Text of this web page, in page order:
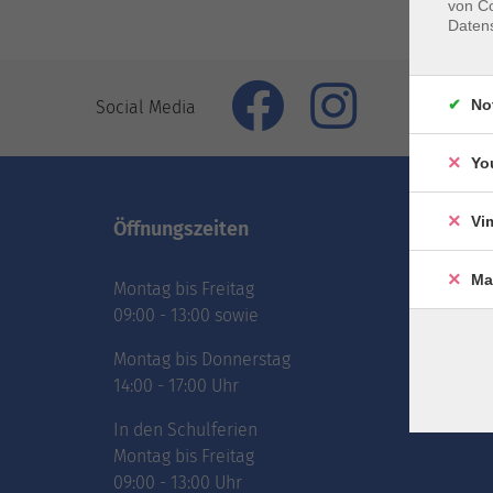
Social Media
Öffnungszeiten
Montag bis Freitag
09:00 - 13:00 sowie
Montag bis Donnerstag
14:00 - 17:00 Uhr
In den Schulferien
Montag bis Freitag
09:00 - 13:00 Uhr
von